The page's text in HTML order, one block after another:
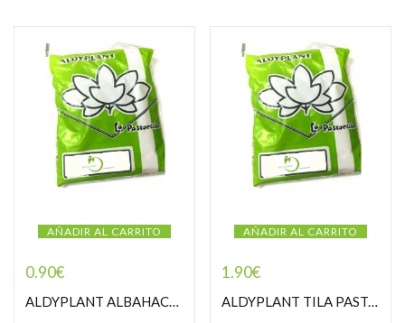
AÑADIR AL CARRITO
0.90€
ALDYPLANT ALBAHACA PASTORCILLA
AÑADIR AL CARRITO
1.90€
ALDYPLANT TILA PASTORCILLA